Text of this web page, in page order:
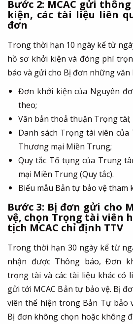
Bước 2: MCAC gửi
kiện, các tài liệu liên
đơn
Trong thời hạn 10 ngày kể từ
hồ sơ khởi kiện và đóng phí
báo và gửi cho Bị đơn những văn
Đơn khởi kiện của Nguyên
theo;
Văn bản thoả thuận Trọng tài;
Danh sách Trọng tài viên
Thương mại Miền Trung;
Quy tắc Tố tụng của Trung
mại Miền Trung (Quy tắc).
Biểu mẫu Bản tự bảo vệ tham
Bước 3: Bị đơn gửi cho
vệ, chọn Trọng tài viên
tịch MCAC chỉ định TTV
Trong thời hạn 30 ngày kể từ
nhận được Thông báo, Đơn
trọng tài và các tài liệu khác có
gửi tới MCAC Bản tự bảo vệ. Bị
viên thể hiện trong Bản Tự bảo
Bị đơn không chọn hoặc không